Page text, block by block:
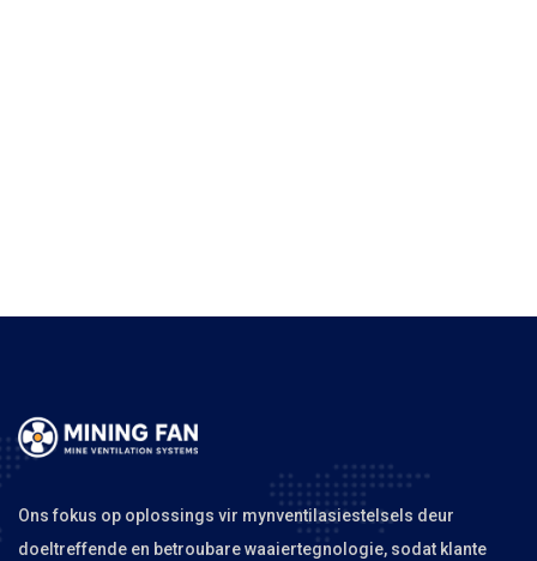
Ons fokus op oplossings vir mynventilasiestelsels deur
doeltreffende en betroubare waaiertegnologie, sodat klante